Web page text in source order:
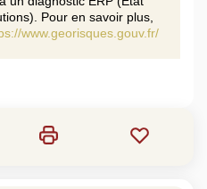
Pour en savoir plus,
www.georisques.gouv.fr/